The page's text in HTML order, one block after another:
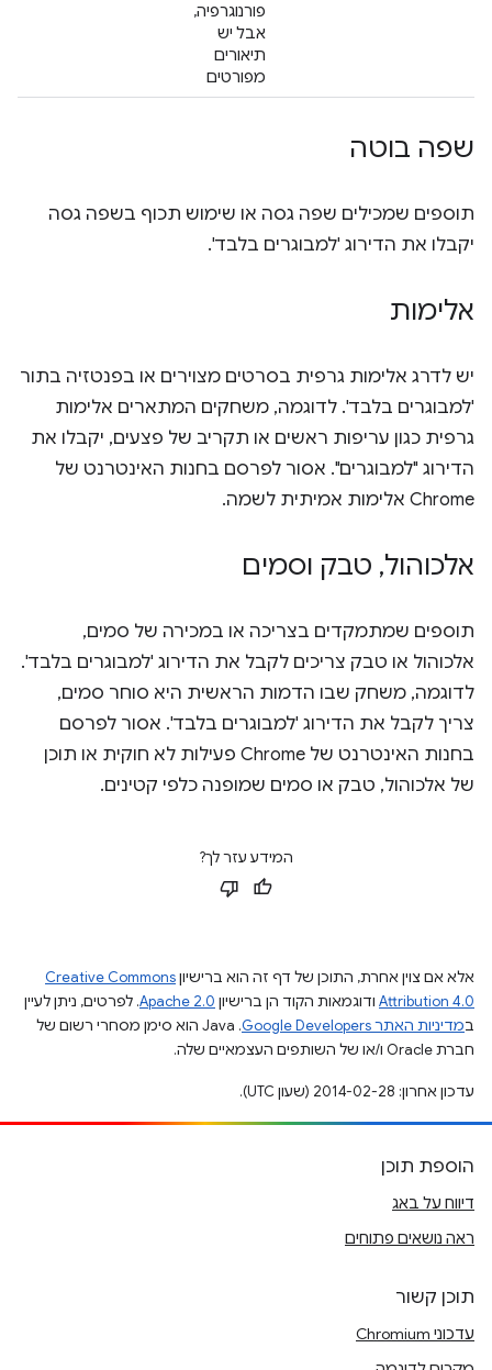
פורנוגרפיה,
אבל יש
תיאורים
מפורטים
שפה בוטה
תוספים שמכילים שפה גסה או שימוש תכוף בשפה גסה
יקבלו את הדירוג 'למבוגרים בלבד'.
אלימות
יש לדרג אלימות גרפית בסרטים מצוירים או בפנטזיה בתור
'למבוגרים בלבד'. לדוגמה, משחקים המתארים אלימות
גרפית כגון עריפות ראשים או תקריב של פצעים, יקבלו את
הדירוג "למבוגרים". אסור לפרסם בחנות האינטרנט של
Chrome אלימות אמיתית לשמה.
אלכוהול, טבק וסמים
תוספים שמתמקדים בצריכה או במכירה של סמים,
אלכוהול או טבק צריכים לקבל את הדירוג 'למבוגרים בלבד'.
לדוגמה, משחק שבו הדמות הראשית היא סוחר סמים,
צריך לקבל את הדירוג 'למבוגרים בלבד'. אסור לפרסם
בחנות האינטרנט של Chrome פעילות לא חוקית או תוכן
של אלכוהול, טבק או סמים שמופנה כלפי קטינים.
המידע עזר לך?
אלא אם צוין אחרת, התוכן של דף זה הוא ברישיוןCreative Commons
Attribution 4.0 ודוגמאות הקוד הן ברישיון Apache 2.0. לפרטים, ניתן לעיין
במדיניות האתר Google Developers‏
.‏ Java הוא סימן מסחרי רשום של
חברת Oracle ו/או של השותפים העצמאיים שלה.
עדכון אחרון: 2014-02-28 (שעון UTC).
הוספת תוכן
דיווח על באג
ראה נושאים פתוחים
תוכן קשור
עדכוני Chromium